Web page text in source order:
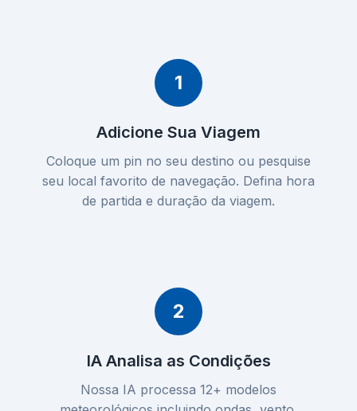
1
Adicione Sua Viagem
Coloque um pin no seu destino ou pesquise
seu local favorito de navegação. Defina hora
de partida e duração da viagem.
2
IA Analisa as Condições
Nossa IA processa 12+ modelos